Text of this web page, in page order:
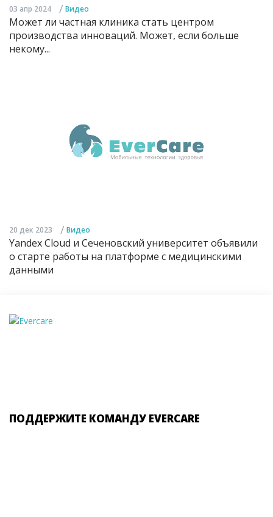
03 апр 2024 / Видео
Может ли частная клиника стать центром
производства инноваций. Может, если больше
некому...
20 дек 2023 / Видео
Yandex Cloud и Сеченовский университет объявили
о старте работы на платформе с медицинскими
данными
ПОДДЕРЖИТЕ КОМАНДУ EVERCARE